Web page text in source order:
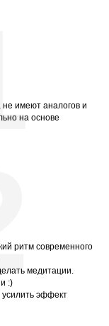
имеют аналогов и
на основе
ритм современного
медитации.
:)
усилить эффект